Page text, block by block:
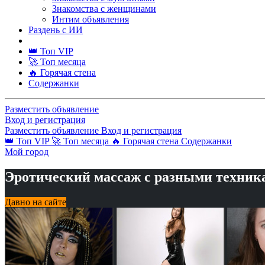
Знакомства с женщинами
Интим объявления
Раздень с ИИ
👑 Топ VIP
🚀 Топ месяца
🔥 Горячая стена
Содержанки
Разместить объявление
Вход и регистрация
Разместить объявление Вход и регистрация
👑 Топ VIP 🚀 Топ месяца 🔥 Горячая стена Содержанки
Мой город
Эротический массаж с разными
Давно на сайте